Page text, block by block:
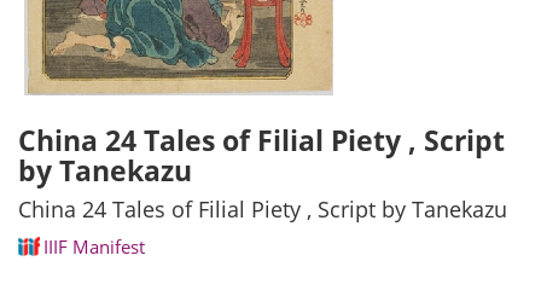
China 24 Tales of Filial Piety , Script
by Tanekazu
China 24 Tales of Filial Piety , Script by Tanekazu
IIIF Manifest